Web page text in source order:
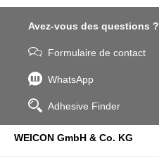
Avez-vous des questions ?
Formulaire de contact
WhatsApp
Adhesive Finder
WEICON GmbH & Co. KG